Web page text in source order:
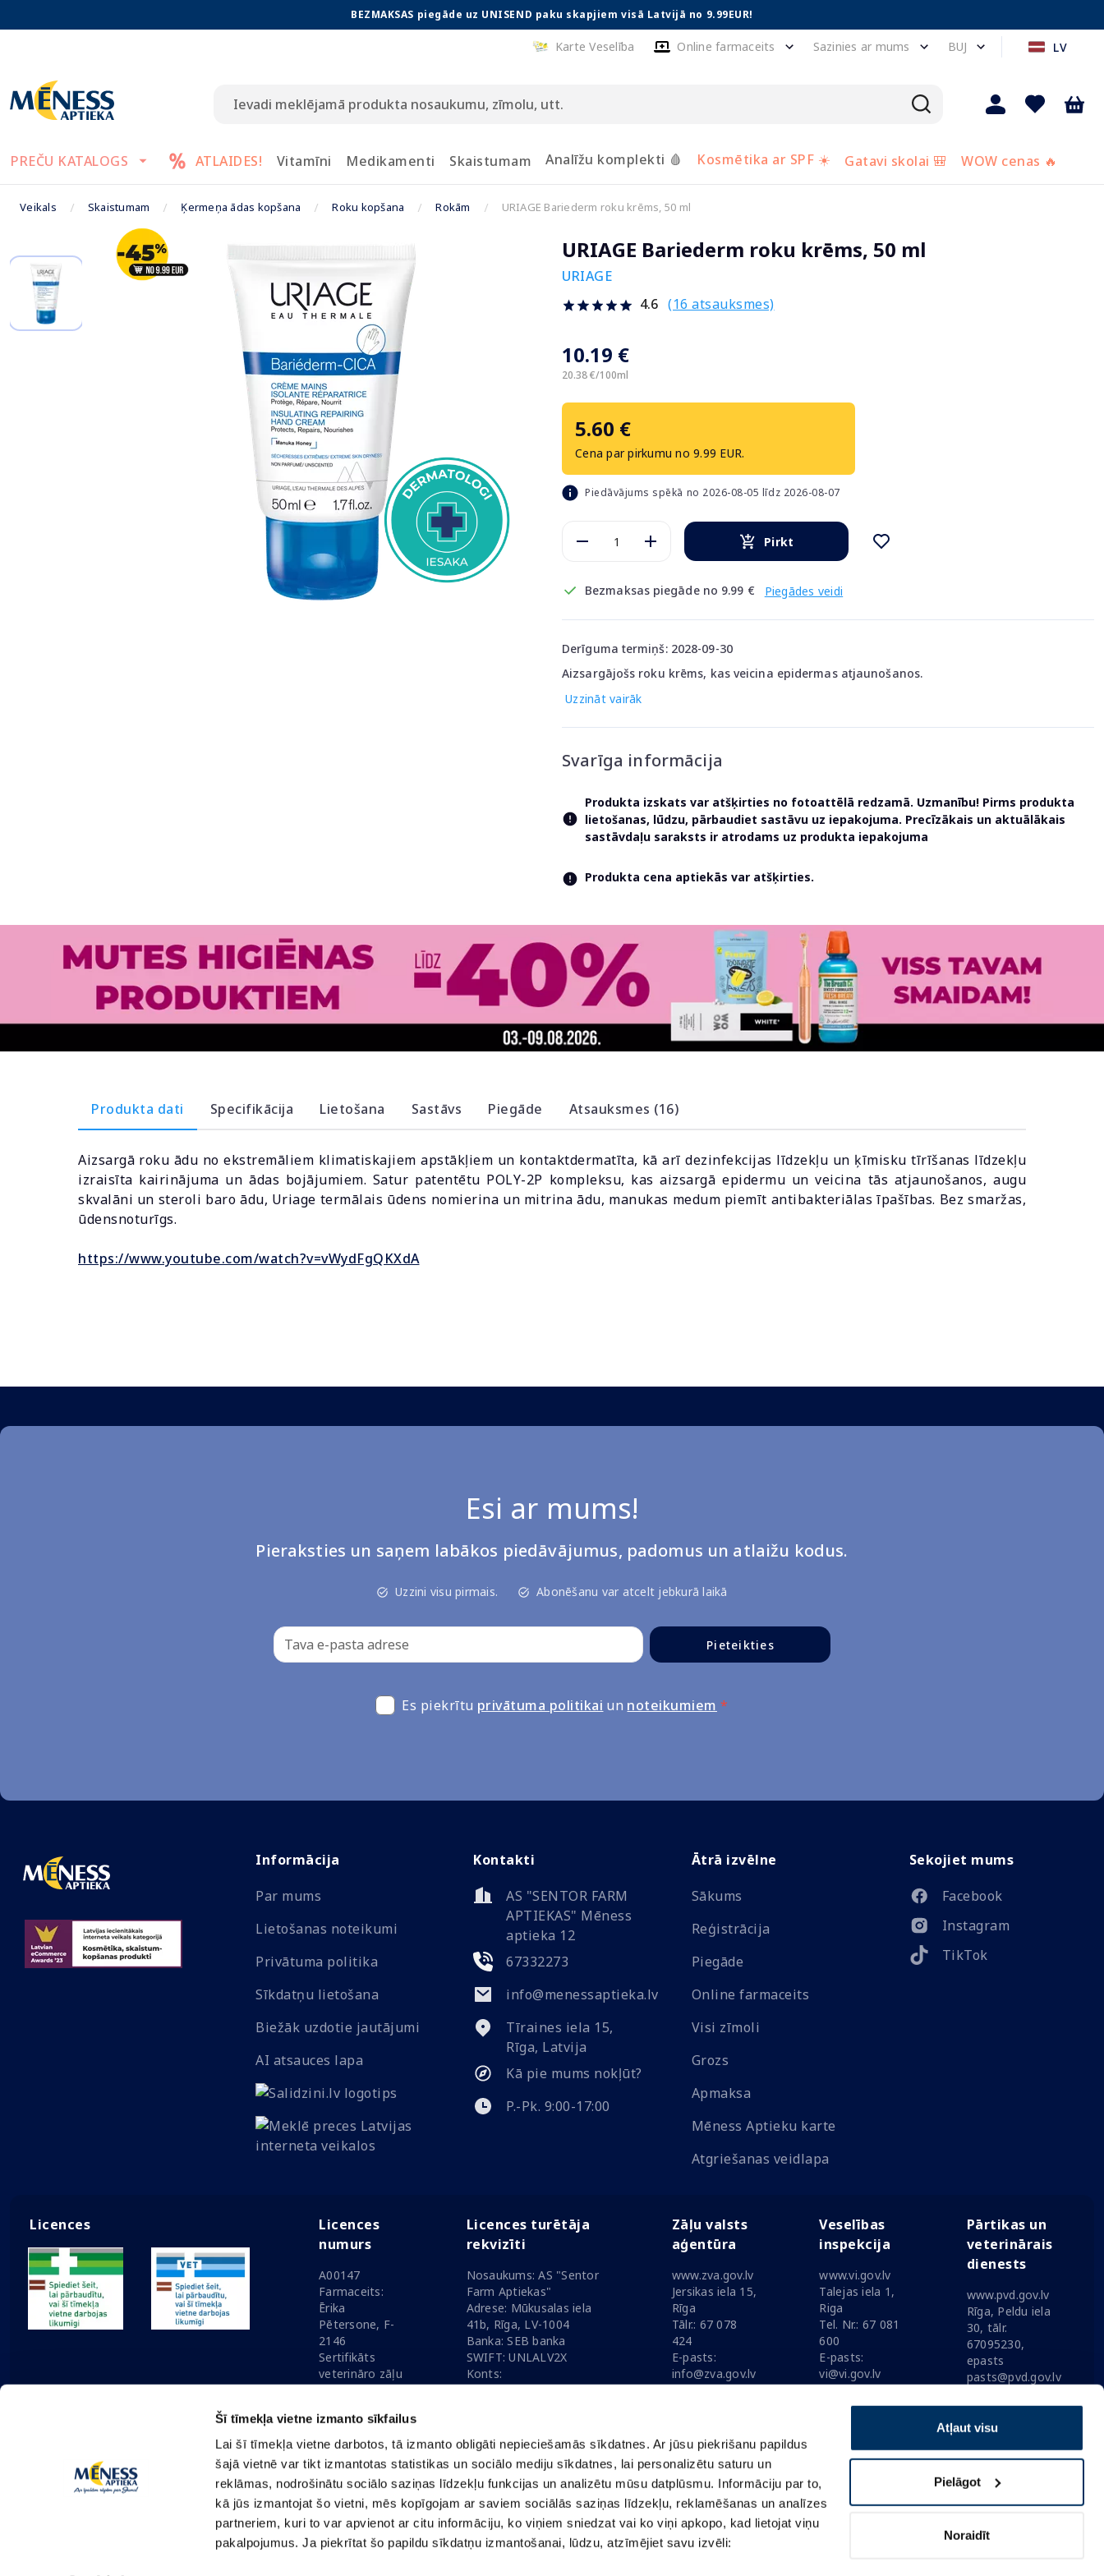
Šī tīmekļa vietne izmanto sīkfailus
Lai šī tīmekļa vietne darbotos, tā izmanto obligāti nepieciešamās sīkdatnes. Ar jūsu piekrišanu papildus
šajā vietnē var tikt izmantotas statistikas un sociālo mediju sīkdatnes, lai personalizētu saturu un
reklāmas, nodrošinātu sociālo saziņas līdzekļu funkcijas un analizētu mūsu datplūsmu. Informāciju par to,
kā jūs izmantojat šo vietni, mēs kopīgojam ar saviem sociālās saziņas līdzekļu, reklamēšanas un analīzes
partneriem, kuri to var apvienot ar citu informāciju, ko viņiem sniedzat vai ko viņi apkopo, kad lietojat viņu
pakalpojumus. Ja piekrītat šo papildu sīkdatņu izmantošanai, lūdzu, atzīmējiet savu izvēli:
Atļaut visu
Pielāgot
Noraidīt
BEZMAKSAS piegāde uz UNISEND paku skapjiem visā Latvijā no 9.99EUR!
Karte Veselība Online farmaceits Sazinies ar mums BUJ LV
PREČU KATALOGS ATLAIDES! Vitamīni Medikamenti Skaistumam Analīžu komplekti 🩸 Kosmētika ar SPF ☀️ Gatavi skolai 🎒 WOW cenas 🔥
Veikals Skaistumam Ķermeņa ādas kopšana Roku kopšana Rokām URIAGE Bariederm roku krēms, 50 ml
URIAGE Bariederm roku krēms, 50 ml
URIAGE
4.6 (16 atsauksmes)
10.19 €
20.38 €/100ml
5.60 €
Cena par pirkumu no 9.99 EUR.
Piedāvājums spēkā no 2026-08-05 līdz 2026-08-07
Pirkt
Bezmaksas piegāde no 9.99 € Piegādes veidi
Derīguma termiņš: 2028-09-30
Aizsargājošs roku krēms, kas veicina epidermas atjaunošanos.
Uzzināt vairāk
Svarīga informācija
Produkta izskats var atšķirties no fotoattēlā redzamā. Uzmanību! Pirms produkta
lietošanas, lūdzu, pārbaudiet sastāvu uz iepakojuma. Precīzākais un aktuālākais
sastāvdaļu saraksts ir atrodams uz produkta iepakojuma
Produkta cena aptiekās var atšķirties.
Produkta dati Specifikācija Lietošana Sastāvs Piegāde Atsauksmes (16)
Aizsargā roku ādu no ekstremāliem klimatiskajiem apstākļiem un kontaktdermatīta, kā arī dezinfekcijas līdzekļu un ķīmisku tīrīšanas līdzekļu
izraisīta kairinājuma un ādas bojājumiem. Satur patentētu POLY-2P kompleksu, kas aizsargā epidermu un veicina tās atjaunošanos, augu
skvalāni un steroli baro ādu, Uriage termālais ūdens nomierina un mitrina ādu, manukas medum piemīt antibakteriālas īpašības. Bez smaržas,
ūdensnoturīgs.
https://www.youtube.com/watch?v=vWydFgQKXdA
Esi ar mums!
Pieraksties un saņem labākos piedāvājumus, padomus un atlaižu kodus.
Uzzini visu pirmais. Abonēšanu var atcelt jebkurā laikā
Pieteikties
Es piekrītu privātuma politikai un noteikumiem *
Informācija
Par mums
Lietošanas noteikumi
Privātuma politika
Sīkdatņu lietošana
Biežāk uzdotie jautājumi
AI atsauces lapa
Kontakti
AS "SENTOR FARM
APTIEKAS" Mēness
aptieka 12
67332273
info@menessaptieka.lv
Tīraines iela 15,
Rīga, Latvija
Kā pie mums nokļūt?
P.-Pk. 9:00-17:00
Ātrā izvēlne
Sākums
Reģistrācija
Piegāde
Online farmaceits
Visi zīmoli
Grozs
Apmaksa
Mēness Aptieku karte
Atgriešanas veidlapa
Sekojiet mums
Facebook
Instagram
TikTok
Licences
Licences
numurs
A00147
Farmaceits:
Ērika
Pētersone, F-
2146
Sertifikāts
veterināro zāļu
izplatīšanai
Licences turētāja
rekvizīti
Nosaukums: AS "Sentor
Farm Aptiekas"
Adrese: Mūkusalas iela
41b, Rīga, LV-1004
Banka: SEB banka
SWIFT: UNLALV2X
Konts:
LV75UNLA0055000329325
Zāļu valsts
aģentūra
www.zva.gov.lv
Jersikas iela 15,
Rīga
Tālr.: 67 078
424
E-pasts:
info@zva.gov.lv
Veselības
inspekcija
www.vi.gov.lv
Talejas iela 1,
Riga
Tel. Nr.: 67 081
600
E-pasts:
vi@vi.gov.lv
Pārtikas un
veterinārais
dienests
www.pvd.gov.lv
Rīga, Peldu iela
30, tālr.
67095230,
epasts
pasts@pvd.gov.lv
Risinājums:Nordcode © 2026 Mēness Aptieka | Atjaunināšanas datums 07.08.2026